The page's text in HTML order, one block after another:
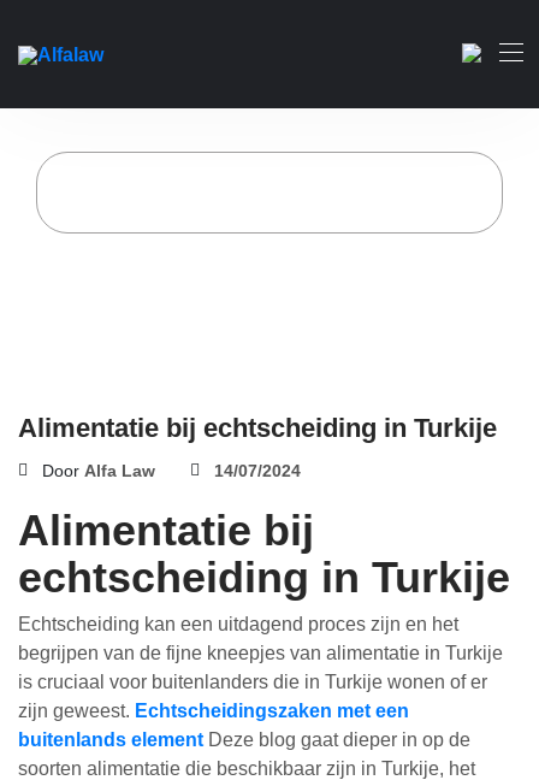
echtscheiding in Turkije
Alimentatie bij echtscheiding in Turkije
Door Alfa Law 14/07/2024
Alimentatie bij
echtscheiding in Turkije
Echtscheiding kan een uitdagend proces zijn en het
begrijpen van de fijne kneepjes van alimentatie in Turkije
is cruciaal voor buitenlanders die in Turkije wonen of er
zijn geweest. Echtscheidingszaken met een
buitenlands element Deze blog gaat dieper in op de
soorten alimentatie die beschikbaar zijn in Turkije, het